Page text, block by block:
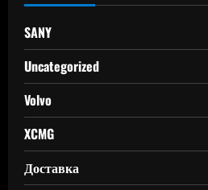
SANY
Uncategorized
Volvo
XCMG
Доставка